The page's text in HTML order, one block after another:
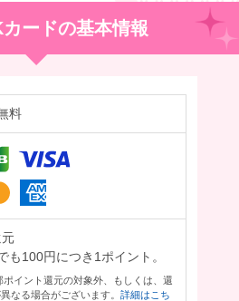
ードの基本情報
料
も100円につき1ポイント。
イント還元の対象外、もしくは、還
なる場合がございます。 詳細はこち